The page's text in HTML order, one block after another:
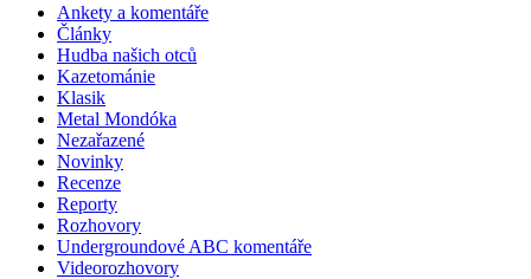
Ankety a komentáře
Články
Hudba našich otců
Kazetománie
Klasik
Metal Mondóka
Nezařazené
Novinky
Recenze
Reporty
Rozhovory
Undergroundové ABC komentáře
Videorozhovory